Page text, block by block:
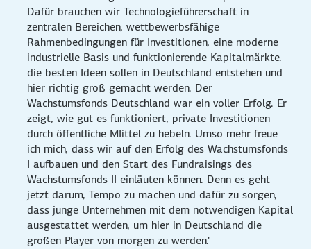
Dafür brauchen wir Technologieführerschaft in
zentralen Bereichen, wettbewerbsfähige
Rahmenbedingungen für Investitionen, eine moderne
industrielle Basis und funktionierende Kapitalmärkte.
die besten Ideen sollen in Deutschland entstehen und
hier richtig groß gemacht werden. Der
Wachstumsfonds Deutschland war ein voller Erfolg. Er
zeigt, wie gut es funktioniert, private Investitionen
durch öffentliche MIittel zu hebeln. Umso mehr freue
ich mich, dass wir auf den Erfolg des Wachstumsfonds
I aufbauen und den Start des Fundraisings des
Wachstumsfonds II einläuten können. Denn es geht
jetzt darum, Tempo zu machen und dafür zu sorgen,
dass junge Unternehmen mit dem notwendigen Kapital
ausgestattet werden, um hier in Deutschland die
großen Player von morgen zu werden."